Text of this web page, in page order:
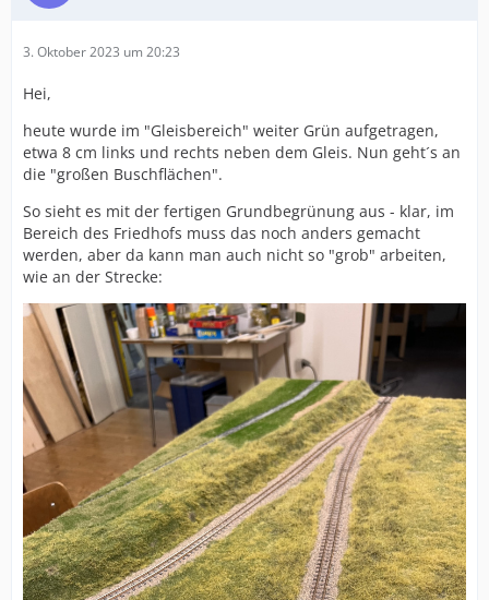
3. Oktober 2023 um 20:23
Hei,
heute wurde im "Gleisbereich" weiter Grün aufgetragen,
etwa 8 cm links und rechts neben dem Gleis. Nun geht´s an
die "großen Buschflächen".
So sieht es mit der fertigen Grundbegrünung aus - klar, im
Bereich des Friedhofs muss das noch anders gemacht
werden, aber da kann man auch nicht so "grob" arbeiten,
wie an der Strecke: